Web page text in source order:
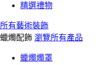
精選禮物
所有藝術裝飾
蠟燭配飾 瀏覽所有產品
蠟燭燭罩